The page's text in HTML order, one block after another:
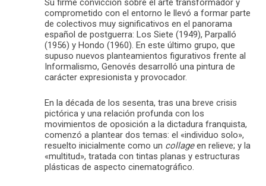
Su firme convicción sobre el arte transformador y
comprometido con el entorno le llevó a formar parte
de colectivos muy significativos en el panorama
español de postguerra: Los Siete (1949), Parpalló
(1956) y Hondo (1960). En este último grupo, que
supuso nuevos planteamientos figurativos frente al
Informalismo, Genovés desarrolló una pintura de
carácter expresionista y provocador.
En la década de los sesenta, tras una breve crisis
pictórica y una relación profunda con los
movimientos de oposición a la dictadura franquista,
comenzó a plantear dos temas: el «individuo solo»,
resuelto inicialmente como un collageen relieve; y la
«multitud», tratada con tintas planas y estructuras
plásticas de aspecto cinematográfico.